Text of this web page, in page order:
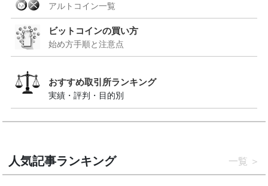
アルトコイン一覧
ビットコインの買い方
始め方手順と注意点
おすすめ取引所ランキング
実績・評判・目的別
人気記事ランキング 一覧